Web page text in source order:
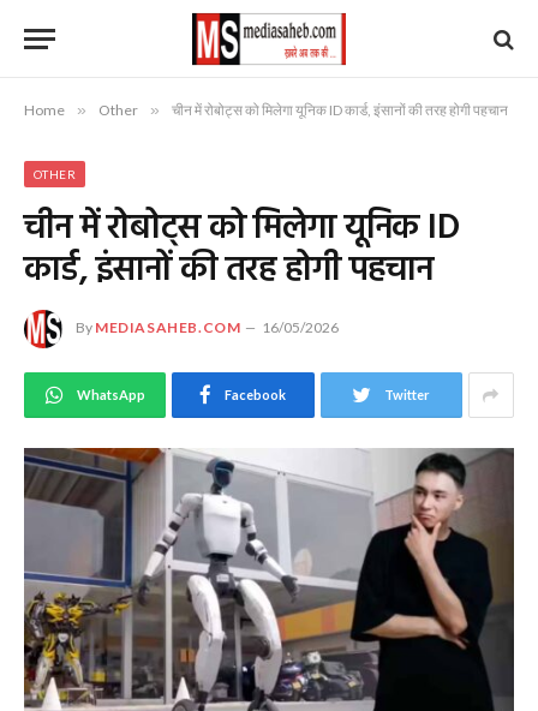
Home » Other » चीन में रोबोट्स को मिलेगा यूनिक ID कार्ड, इंसानों की तरह होगी पहचान
OTHER
चीन में रोबोट्स को मिलेगा यूनिक ID
कार्ड, इंसानों की तरह होगी पहचान
By MEDIASAHEB.COM 16/05/2026
WhatsApp Facebook Twitter